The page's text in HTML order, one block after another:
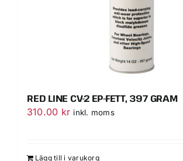
RED LINE CV-2 EP-FETT, 397 GRAM
310.00 kr inkl. moms
Lägg till i varukorg